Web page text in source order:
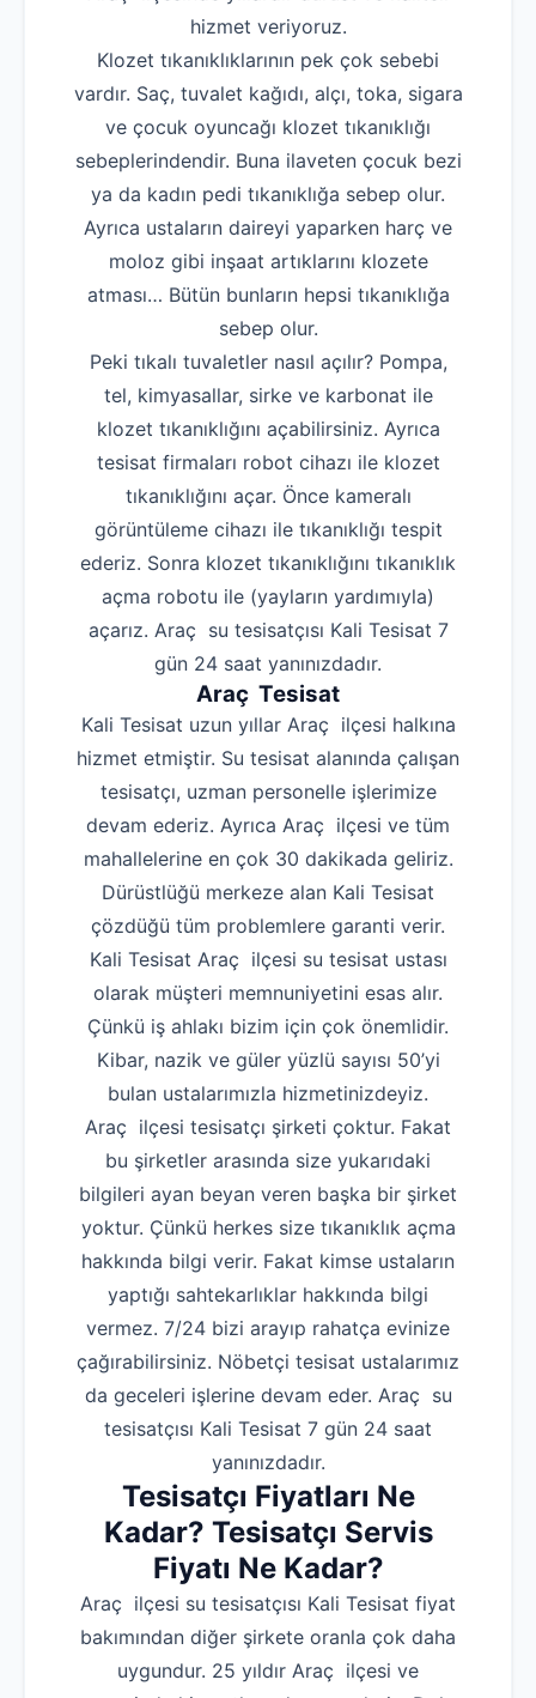
hizmet veriyoruz.
Klozet tıkanıklıklarının pek çok sebebi
vardır. Saç, tuvalet kağıdı, alçı, toka, sigara
ve çocuk oyuncağı klozet tıkanıklığı
sebeplerindendir. Buna ilaveten çocuk bezi
ya da kadın pedi tıkanıklığa sebep olur.
Ayrıca ustaların daireyi yaparken harç ve
moloz gibi inşaat artıklarını klozete
atması… Bütün bunların hepsi tıkanıklığa
sebep olur.
Peki tıkalı tuvaletler nasıl açılır? Pompa,
tel, kimyasallar, sirke ve karbonat ile
klozet tıkanıklığını açabilirsiniz. Ayrıca
tesisat firmaları robot cihazı ile klozet
tıkanıklığını açar. Önce kameralı
görüntüleme cihazı ile tıkanıklığı tespit
ederiz. Sonra klozet tıkanıklığını tıkanıklık
açma robotu ile (yayların yardımıyla)
açarız. Araç su tesisatçısı Kali Tesisat 7
gün 24 saat yanınızdadır.
Araç Tesisat
Kali Tesisat uzun yıllar Araç ilçesi halkına
hizmet etmiştir. Su tesisat alanında çalışan
tesisatçı, uzman personelle işlerimize
devam ederiz. Ayrıca Araç ilçesi ve tüm
mahallelerine en çok 30 dakikada geliriz.
Dürüstlüğü merkeze alan Kali Tesisat
çözdüğü tüm problemlere garanti verir.
Kali Tesisat Araç ilçesi su tesisat ustası
olarak müşteri memnuniyetini esas alır.
Çünkü iş ahlakı bizim için çok önemlidir.
Kibar, nazik ve güler yüzlü sayısı 50’yi
bulan ustalarımızla hizmetinizdeyiz.
Araç ilçesi tesisatçı şirketi çoktur. Fakat
bu şirketler arasında size yukarıdaki
bilgileri ayan beyan veren başka bir şirket
yoktur. Çünkü herkes size tıkanıklık açma
hakkında bilgi verir. Fakat kimse ustaların
yaptığı sahtekarlıklar hakkında bilgi
vermez. 7/24 bizi arayıp rahatça evinize
çağırabilirsiniz. Nöbetçi tesisat ustalarımız
da geceleri işlerine devam eder. Araç su
tesisatçısı Kali Tesisat 7 gün 24 saat
yanınızdadır.
Tesisatçı Fiyatları Ne
Kadar? Tesisatçı Servis
Fiyatı Ne Kadar?
Araç ilçesi su tesisatçısı Kali Tesisat fiyat
bakımından diğer şirkete oranla çok daha
uygundur. 25 yıldır Araç ilçesi ve